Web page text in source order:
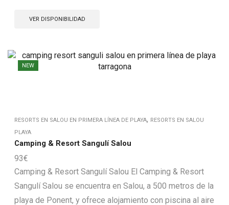
VER DISPONIBILIDAD
NEW
RESORTS EN SALOU EN PRIMERA LÍNEA DE PLAYA, RESORTS EN SALOU
PLAYA
Camping & Resort Sangulí Salou
93€
Camping & Resort Sangulí Salou El Camping & Resort
Sangulí Salou se encuentra en Salou, a 500 metros de la
playa de Ponent, y ofrece alojamiento con piscina al aire